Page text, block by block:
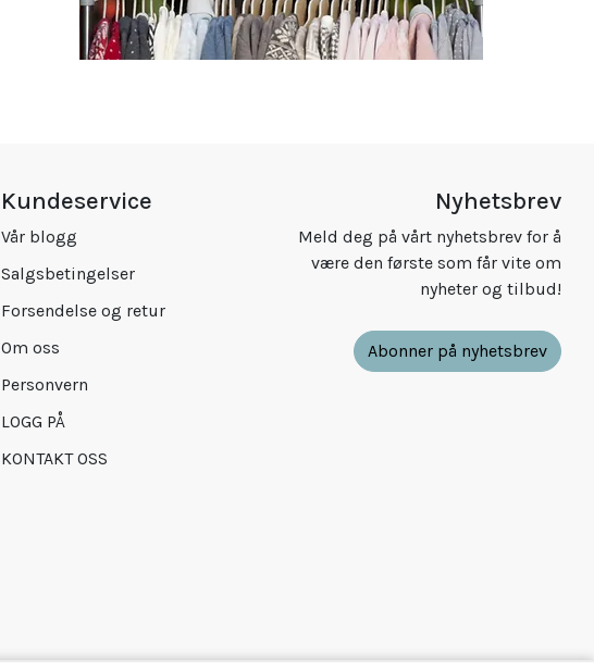
Kundeservice
Vår blogg
Salgsbetingelser
Forsendelse og retur
Om oss
Personvern
LOGG PÅ
KONTAKT OSS
Nyhetsbrev
Meld deg på vårt nyhetsbrev for å
være den første som får vite om
nyheter og tilbud!
Abonner på nyhetsbrev